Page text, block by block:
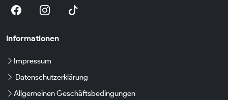
Informationen
Impressum
Datenschutzerklärung
Allgemeinen Geschäftsbedingungen